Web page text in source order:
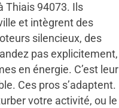
Thiais 94073. Ils
et intègrent des
silencieux, des
pas explicitement,
en énergie. C’est leur
Ces pros s’adaptent.
votre activité, ou le